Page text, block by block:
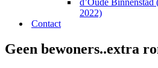
d’Oude Binnenstad
2022)
Contact
Geen bewoners..extra